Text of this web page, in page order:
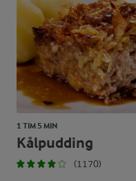
1 TIM 5 MIN
Kålpudding
(1170)